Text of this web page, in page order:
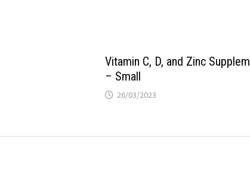
Vitamin C, D, and Zinc
– Small
26/03/2023